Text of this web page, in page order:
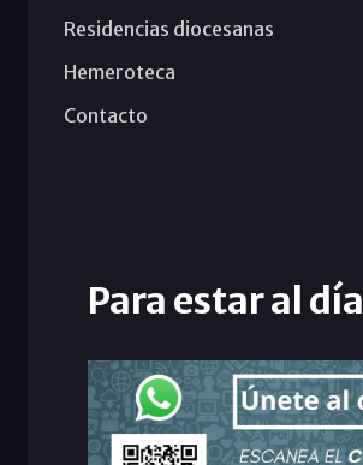
Residencias diocesanas
Hemeroteca
Contacto
Para estar al día